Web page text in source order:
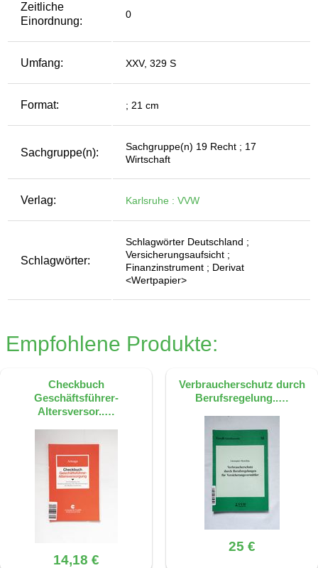
Zeitliche
Einordnung:
0
Umfang: XXV, 329 S
Format: ; 21 cm
Sachgruppe(n):
Sachgruppe(n) 19 Recht ; 17
Wirtschaft
Verlag: Karlsruhe : VVW
Schlagwörter:
Schlagwörter Deutschland ;
Versicherungsaufsicht ;
Finanzinstrument ; Derivat
<Wertpapier>
Empfohlene Produkte:
Checkbuch
Geschäftsführer-
Altersversor..…
14,18 €
Verbraucherschutz durch
Berufsregelung..…
25 €